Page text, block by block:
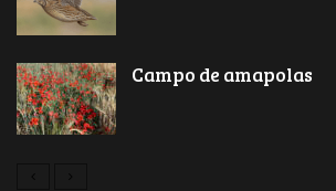
Campo de amapolas